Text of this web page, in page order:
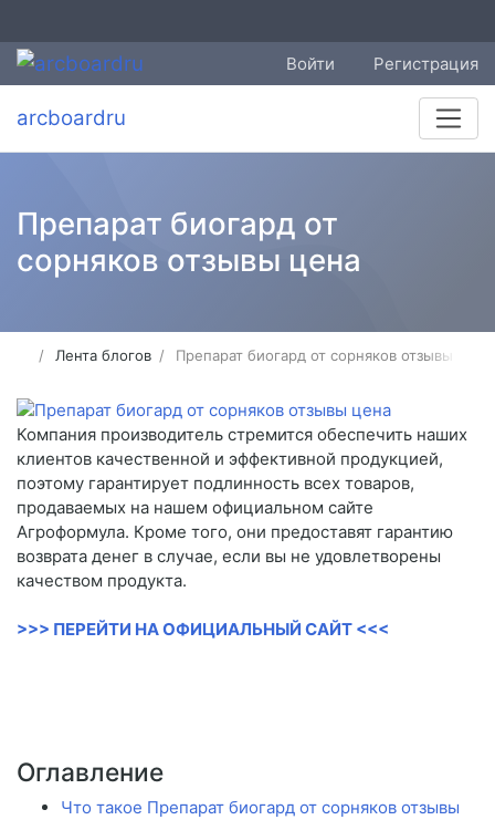
Войти Регистрация
arcboardru
Препарат биогард от
сорняков отзывы цена
Лента блогов Препарат биогард от сорняков отзывы цена
Компания производитель стремится обеспечить наших
клиентов качественной и эффективной продукцией,
поэтому гарантирует подлинность всех товаров,
продаваемых на нашем официальном сайте
Агроформула. Кроме того, они предоставят гарантию
возврата денег в случае, если вы не удовлетворены
качеством продукта.
>>> ПЕРЕЙТИ НА ОФИЦИАЛЬНЫЙ САЙТ <<<
Оглавление
Что такое Препарат биогард от сорняков отзывы